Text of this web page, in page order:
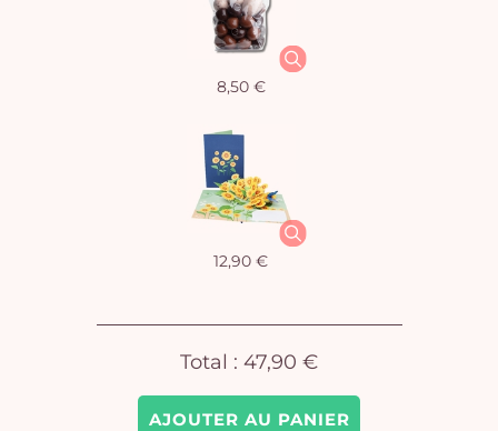
AJOUTER AU PANIER
8,50 €
12,90 €
Total : 47,90 €